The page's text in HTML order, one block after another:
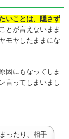
いことは、隠さず
とが言えないまま
モヤしたままにな
因にもなってしま
言ってしまいまし
ったり、相手